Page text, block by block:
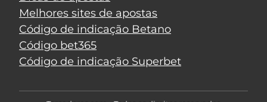
Melhores sites de apostas
Código de indicação Betano
Código bet365
Código de indicação Superbet